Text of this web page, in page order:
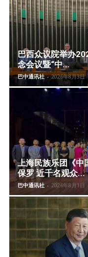
巴西众议院举办
念会议暨“中...
巴中通讯社 - 2026年8月3日
上海民族乐团《中
保罗 近千名观众...
巴中通讯社 - 2026年8月1日